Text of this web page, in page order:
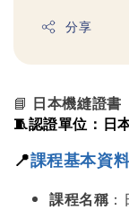
分享
📘 日本機縫證書
🧵認證單位：日
📍課程基本資
課程名稱